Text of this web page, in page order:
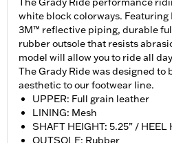
white block colorways.
3M™ reflective piping, durable
rubber outsole that resists
model will allow you to ride all
The Grady Ride was designed to
aesthetic to our footwear line.
UPPER: Full grain leather
LINING: Mesh
SHAFT HEIGHT: 5.25” / HEEL
OUTSOLE: Rubber